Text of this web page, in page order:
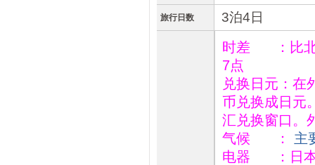
旅行日数 3泊4日
时差 ：比北
7点
兑换日元：在
币兑换成日元
汇兑换窗口。
气候 ： 主
电器 ：日本